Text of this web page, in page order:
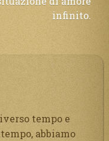
infinito.
tempo e
abbiamo